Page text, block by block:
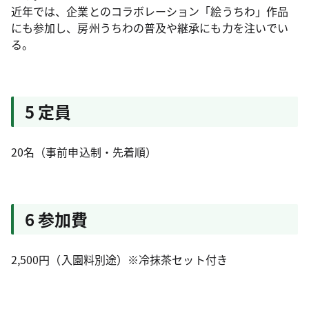
近年では、企業とのコラボレーション「絵うちわ」作品
にも参加し、房州うちわの普及や継承にも力を注いでい
る。
5 定員
20名（事前申込制・先着順）
6 参加費
2,500円（入園料別途）※冷抹茶セット付き